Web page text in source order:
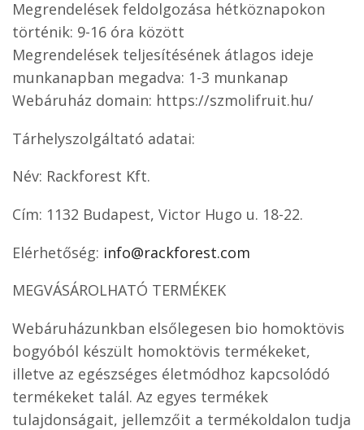
Megrendelések feldolgozása hétköznapokon
történik: 9-16 óra között
Megrendelések teljesítésének átlagos ideje
munkanapban megadva: 1-3 munkanap
Webáruház domain: https://szmolifruit.hu/
Tárhelyszolgáltató adatai:
Név: Rackforest Kft.
Cím: 1132 Budapest, Victor Hugo u. 18-22.
Elérhetőség: info@rackforest.com
MEGVÁSÁROLHATÓ TERMÉKEK
Webáruházunkban elsőlegesen bio homoktövis
bogyóból készült homoktövis termékeket,
illetve az egészséges életmódhoz kapcsolódó
termékeket talál. Az egyes termékek
tulajdonságait, jellemzőit a termékoldalon tudja